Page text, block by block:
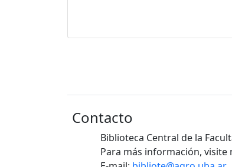
Contacto
Biblioteca Central de la
Para más información, visite